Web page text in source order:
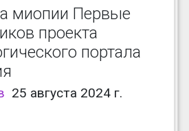
миопии Первые
проекта
портала
25 августа 2024 г.